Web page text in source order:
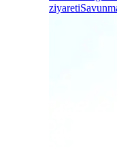
ziyareti